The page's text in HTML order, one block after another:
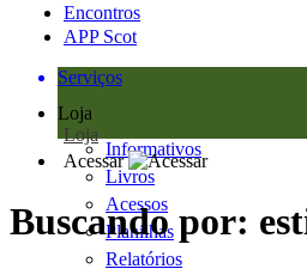
Encontros
APP Scot
Serviços
Loja
Loja
Informativos
Livros
Acessos
Planilhas
Relatórios
Acessar
Buscando por: